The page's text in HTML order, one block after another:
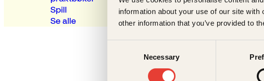
information about your use of our site
other information that you’ve provided to
Necessary
Spill
Se alle